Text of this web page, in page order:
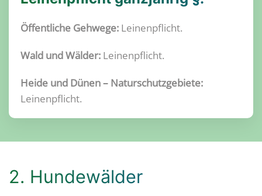
Öffentliche Gehwege: Leinenpflicht.
Wald und Wälder: Leinenpflicht.
Heide und Dünen – Naturschutzgebiete:
Leinenpflicht.
2. Hundewälder